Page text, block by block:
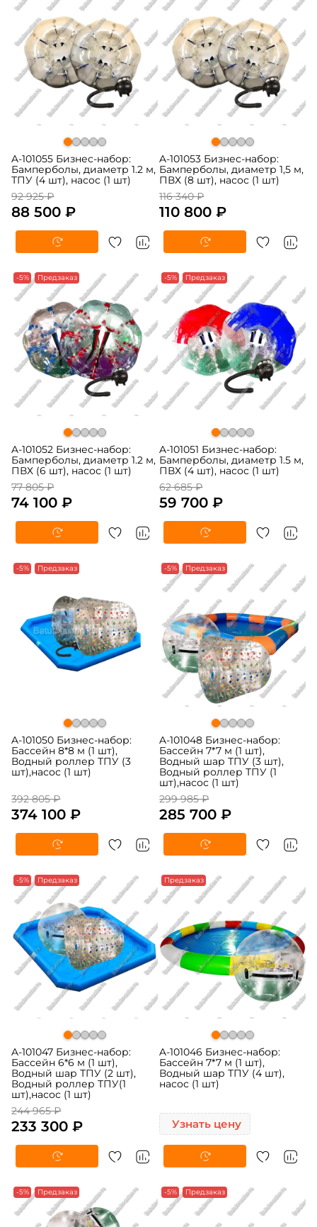
A-101055 Бизнес-набор:
Бамперболы, диаметр 1.2 м,
ТПУ (4 шт), насос (1 шт)
92 925 ₽
88 500 ₽
A-101053 Бизнес-набор:
Бамперболы, диаметр 1,5 м,
ПВХ (8 шт), насос (1 шт)
116 340 ₽
110 800 ₽
-5% Предзаказ
A-101052 Бизнес-набор:
Бамперболы, диаметр 1.2 м,
ПВХ (6 шт), насос (1 шт)
77 805 ₽
74 100 ₽
-5% Предзаказ
A-101051 Бизнес-набор:
Бамперболы, диаметр 1.5 м,
ПВХ (4 шт), насос (1 шт)
62 685 ₽
59 700 ₽
-5% Предзаказ
A-101050 Бизнес-набор:
Бассейн 8*8 м (1 шт),
Водный роллер ТПУ (3
шт),насос (1 шт)
392 805 ₽
374 100 ₽
-5% Предзаказ
A-101048 Бизнес-набор:
Бассейн 7*7 м (1 шт),
Водный шар ТПУ (3 шт),
Водный роллер ТПУ (1
шт),насос (1 шт)
299 985 ₽
285 700 ₽
-5% Предзаказ
A-101047 Бизнес-набор:
Бассейн 6*6 м (1 шт),
Водный шар ТПУ (2 шт),
Водный роллер ТПУ(1
шт),насос (1 шт)
244 965 ₽
233 300 ₽
Предзаказ
A-101046 Бизнес-набор:
Бассейн 7*7 м (1 шт),
Водный шар ТПУ (4 шт),
насос (1 шт)
Узнать цену
-5% Предзаказ -5% Предзаказ